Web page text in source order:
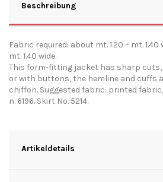
Beschreibung
Fabric required: about mt. 1.20 – mt.
mt. 1.40 wide.
This form-fitting jacket has sharp cuts,
or with buttons, the hemline and cuffs
chiffon. Suggested fabric: printed
n. 6196. Skirt No. 5214.
Artikeldetails